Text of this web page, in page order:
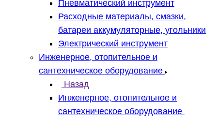
Пневматический инструмент
Расходные материалы, смазки,
батареи аккумуляторные, угольники
Электрический инструмент
Инженерное, отопительное и
сантехническое оборудование
Назад
Инженерное, отопительное и
сантехническое оборудование